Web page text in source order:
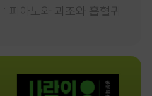
피아노와 괴조와 흡혈귀